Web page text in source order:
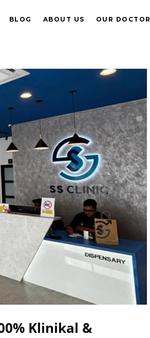
BLOG ABOUT US OUR DOCTOR
Klinikal &